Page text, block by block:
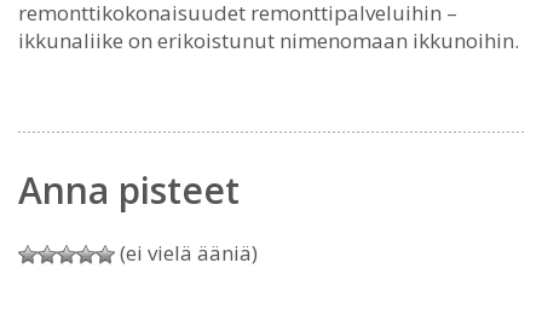
remonttikokonaisuudet remonttipalveluihin –
ikkunaliike on erikoistunut nimenomaan ikkunoihin.
Anna pisteet
(ei vielä ääniä)